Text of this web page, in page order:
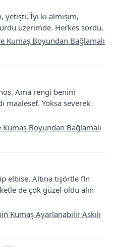
yetişti. İyi ki almışım,
üzerimde. Herkes sordu.
Kumaş Boyundan Bağlamalı
Ama rengi benim
maalesef. Yoksa severek
Boyundan Bağlamalı
elbise. Altına tişörtle fln
de çok güzel oldu alın
Kumaş Ayarlanabilir Askılı